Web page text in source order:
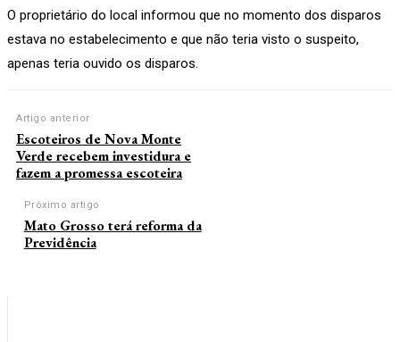
O proprietário do local informou que no momento dos disparos
estava no estabelecimento e que não teria visto o suspeito,
apenas teria ouvido os disparos.
Artigo anterior
Escoteiros de Nova Monte
Verde recebem investidura e
fazem a promessa escoteira
Próximo artigo
Mato Grosso terá reforma da
Previdência